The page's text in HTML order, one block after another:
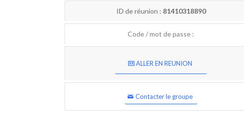
ID de réunion : 81410318890
Code / mot de passe :
ALLER EN REUNION
Contacter le groupe